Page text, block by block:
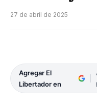
27 de abril de 2025
Agregar El
Libertador en